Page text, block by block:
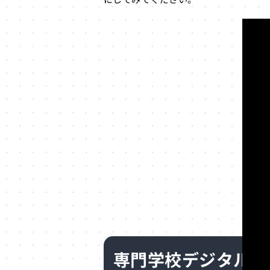
専門学校デジタルアーツ東
開催予定/開催中のオー
専門学校デジタルアーツ東
総合型選抜（AO入学）
推薦入学
専門学校デジタルアーツ東
まとめ
学校の詳細情報
専門学校デジタルア